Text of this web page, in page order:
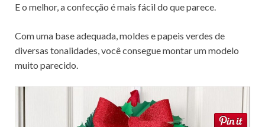
E o melhor, a confecção é mais fácil do que parece.
Com uma base adequada, moldes e papeis verdes de
diversas tonalidades, você consegue montar um modelo
muito parecido.